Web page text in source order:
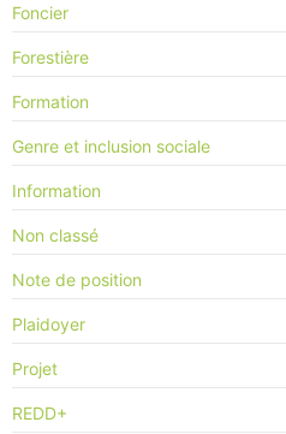
Foncier
Forestière
Formation
Genre et inclusion sociale
Information
Non classé
Note de position
Plaidoyer
Projet
REDD+